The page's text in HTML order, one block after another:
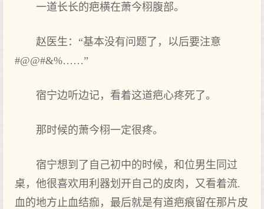
一道长长的疤横在萧今栩腹部‌。
赵医生：“基本没有问题了，以后要注意
#@@#&%……”
宿宁边听边记，看着这道疤心疼死了。
那‌时候的萧今栩一定很疼。
宿宁想到了自己初中的时候，和位男生同过
桌，他很喜欢用利器划开自己的皮肉，又看着流.
血的地方止血结痂，最后就‌是有道疤痕留在那‌片皮